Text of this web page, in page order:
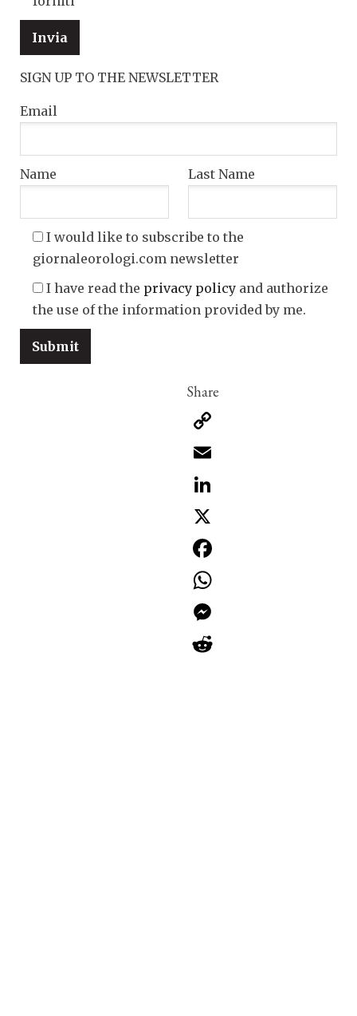
SIGN UP TO THE NEWSLETTER
Email
Name Last Name
I would like to subscribe to the
giornaleorologi.com newsletter
I have read the privacy policy and authorize
the use of the information provided by me.